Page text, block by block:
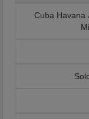
Cuba Havana